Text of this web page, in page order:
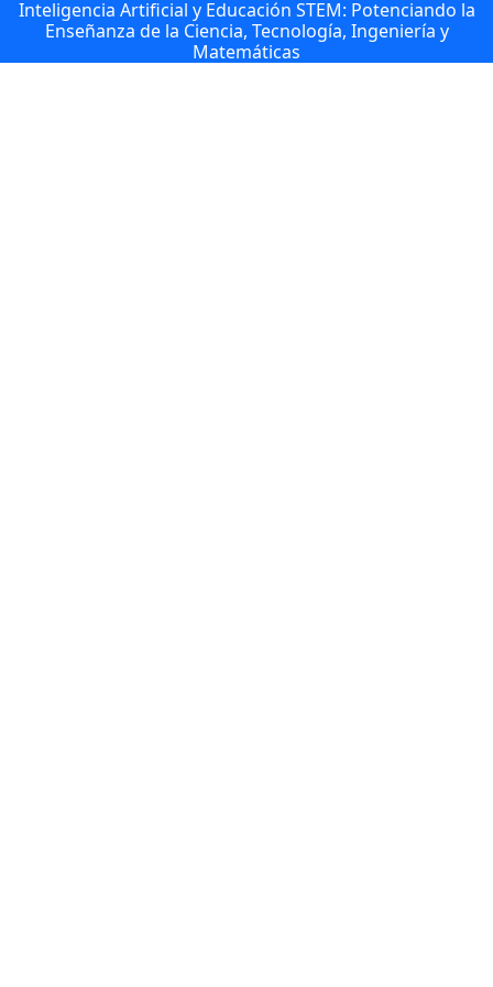
Inteligencia Artificial y Educación STEM: Potenciando la
Enseñanza de la Ciencia, Tecnología, Ingeniería y
Matemáticas